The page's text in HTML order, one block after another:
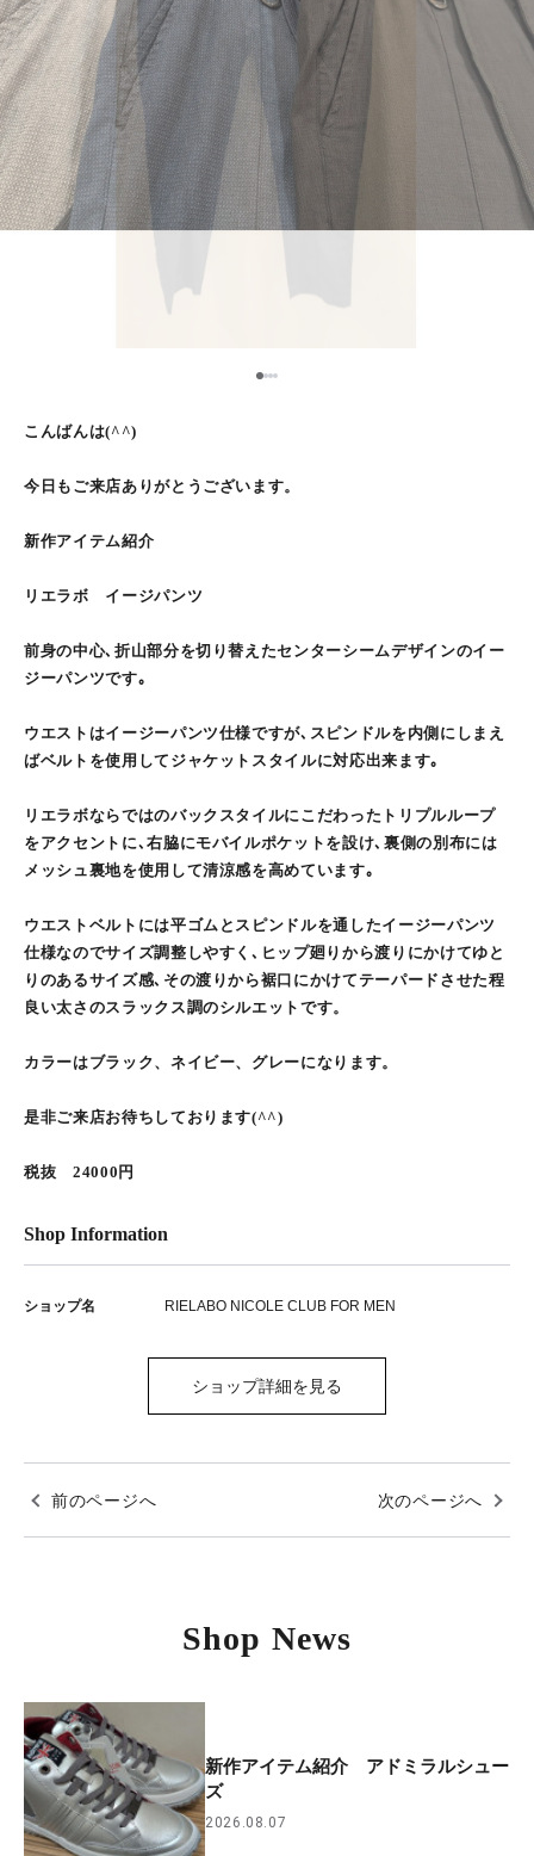
123
こんばんは(^^)
今日もご来店ありがとうございます。
新作アイテム紹介
リエラボ イージパンツ
前身の中心､折山部分を切り替えたセンターシームデザインのイー
ジーパンツです｡
ウエストはイージーパンツ仕様ですが､スピンドルを内側にしまえ
ばベルトを使用してジャケットスタイルに対応出来ます｡
リエラボならではのバックスタイルにこだわったトリプルループ
をアクセントに､右脇にモバイルポケットを設け､裏側の別布には
メッシュ裏地を使用して清涼感を高めています｡
ウエストベルトには平ゴムとスピンドルを通したイージーパンツ
仕様なのでサイズ調整しやすく､ヒップ廻りから渡りにかけてゆと
りのあるサイズ感､その渡りから裾口にかけてテーパードさせた程
良い太さのスラックス調のシルエットです。
カラーはブラック、ネイビー、グレーになります。
是非ご来店お待ちしております(^^)
税抜 24000円
Shop Information
ショップ名 RIELABO NICOLE CLUB FOR MEN
ショップ詳細を見る
前のページへ 次のページへ
Shop News
新作アイテム紹介 アドミラルシュー
ズ
2026.08.07